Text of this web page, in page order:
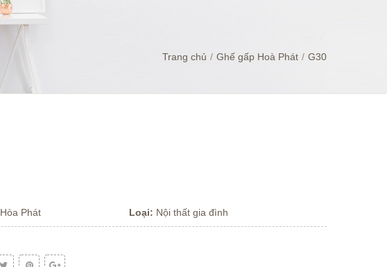
Trang chủ / Ghế gấp Hoà Phát / G30
Hòa Phát Loại: Nội thất gia đình